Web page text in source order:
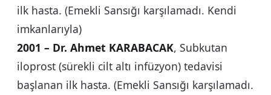
ilk hasta. (Emekli Sansığı karşılamadı. Kendi
imkanlarıyla)
2001 – Dr. Ahmet KARABACAK, Subkutan
iloprost (sürekli cilt altı infüzyon) tedavisi
başlanan ilk hasta. (Emekli Sansığı karşılamadı.